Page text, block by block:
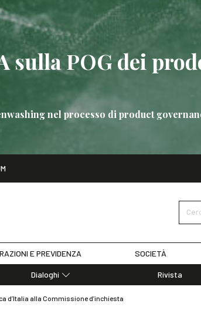
sulla POG dei
nel processo di product
linee guida EBA sulla POG dei prodotti bancari
E PREVIDENZA SOCIETÀ
Dialoghi
Rivista
d’Italia alla Commissione d’inchiesta